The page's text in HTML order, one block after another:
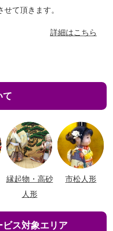
て頂きます。
詳細はこちら
て
縁起物・高砂
人形
市松人形
ビス対象エリア